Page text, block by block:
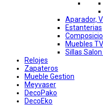
Aparador,
Estanterias
Muebles TV
Sillas
Relojes
Zapateros
Mueble Gestion
Meyvaser
DecoPako
DecoEko